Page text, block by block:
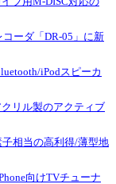
ーダ「DR-05」に新
iPodスピーカ
リル製のアクティブ
相当の高利得/薄型地
向けTVチューナ